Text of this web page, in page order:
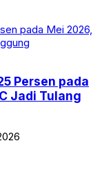
Persen pada
Jadi Tulang